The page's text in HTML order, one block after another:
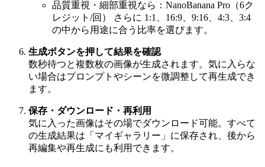
品質重視・細部重視なら：NanoBanana Pro（6ク
レジット/回） さらに 1:1、16:9、9:16、4:3、3:4
の中から用途に合う比率を選びます。
生成ボタンを押して結果を確認
数秒待つと複数枚の画像が生成されます。気に入らな
い場合はプロンプトやシーンを微調整して再生成でき
ます。
保存・ダウンロード・再利用
気に入った画像はその場でダウンロード可能。すべて
の生成結果は「マイギャラリー」に保存され、後から
再編集や再生成にも利用できます。